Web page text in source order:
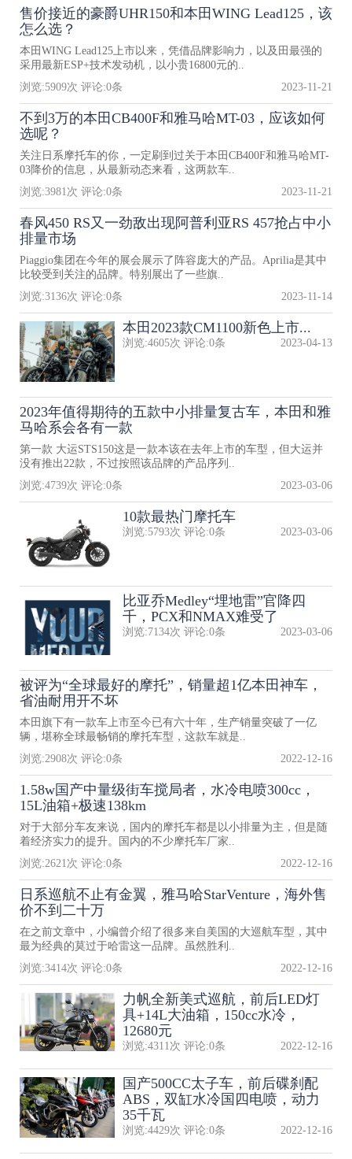
售价接近的豪爵UHR150和本田WING Lead125，该
怎么选？
本田WING Lead125上市以来，凭借品牌影响力，以及田最强的
采用最新ESP+技术发动机，以小贵16800元的..
浏览:5909次 评论:0条 2023-11-21
不到3万的本田CB400F和雅马哈MT-03，应该如何
选呢？
关注日系摩托车的你，一定刷到过关于本田CB400F和雅马哈MT-
03降价的信息，从最新动态来看，这两款车..
浏览:3981次 评论:0条 2023-11-21
春风450 RS又一劲敌出现阿普利亚RS 457抢占中小
排量市场
Piaggio集团在今年的展会展示了阵容庞大的产品。Aprilia是其中
比较受到关注的品牌。特别展出了一些旗..
浏览:3136次 评论:0条 2023-11-14
本田2023款CM1100新色上市...
浏览:4605次 评论:0条 2023-04-13
2023年值得期待的五款中小排量复古车，本田和雅
马哈系会各有一款
第一款 大运STS150这是一款本该在去年上市的车型，但大运并
没有推出22款，不过按照该品牌的产品序列..
浏览:4739次 评论:0条 2023-03-06
10款最热门摩托车
浏览:5793次 评论:0条 2023-03-06
比亚乔Medley“埋地雷”官降四
千，PCX和NMAX难受了
浏览:7134次 评论:0条 2023-03-06
被评为“全球最好的摩托”，销量超1亿本田神车，
省油耐用开不坏
本田旗下有一款车上市至今已有六十年，生产销量突破了一亿
辆，堪称全球最畅销的摩托车型，这款车就是..
浏览:2908次 评论:0条 2022-12-16
1.58w国产中量级街车搅局者，水冷电喷300cc，
15L油箱+极速138km
对于大部分车友来说，国内的摩托车都是以小排量为主，但是随
着经济实力的提升。国内的不少摩托车厂家..
浏览:2621次 评论:0条 2022-12-16
日系巡航不止有金翼，雅马哈StarVenture，海外售
价不到二十万
在之前文章中，小编曾介绍了很多来自美国的大巡航车型，其中
最为经典的莫过于哈雷这一品牌。虽然胜利..
浏览:3414次 评论:0条 2022-12-16
力帆全新美式巡航，前后LED灯
具+14L大油箱，150cc水冷，
12680元
浏览:4311次 评论:0条 2022-12-16
国产500CC太子车，前后碟刹配
ABS，双缸水冷国四电喷，动力
35千瓦
浏览:4429次 评论:0条 2022-12-16